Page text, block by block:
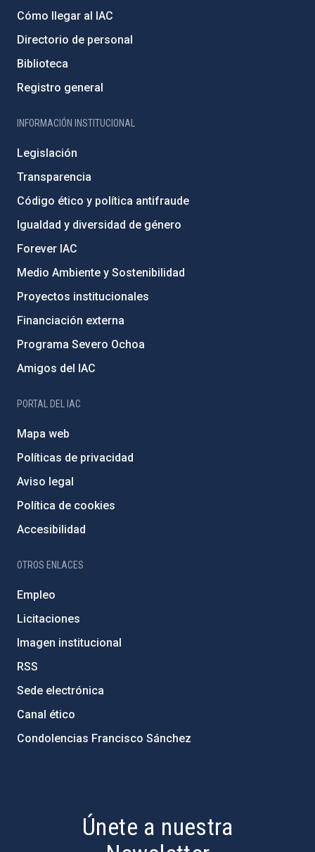
Cómo llegar al IAC
Directorio de personal
Biblioteca
Registro general
INFORMACIÓN INSTITUCIONAL
Legislación
Transparencia
Código ético y política antifraude
Igualdad y diversidad de género
Forever IAC
Medio Ambiente y Sostenibilidad
Proyectos institucionales
Financiación externa
Programa Severo Ochoa
Amigos del IAC
PORTAL DEL IAC
Mapa web
Políticas de privacidad
Aviso legal
Política de cookies
Accesibilidad
OTROS ENLACES
Empleo
Licitaciones
Imagen institucional
RSS
Sede electrónica
Canal ético
Condolencias Francisco Sánchez
Únete a nuestra